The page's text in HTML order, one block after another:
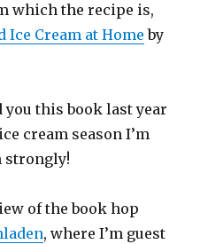
which the recipe is,
Ice Cream at Home by
you this book last year
cream season I’m
strongly!
of the book hop
, where I’m guest